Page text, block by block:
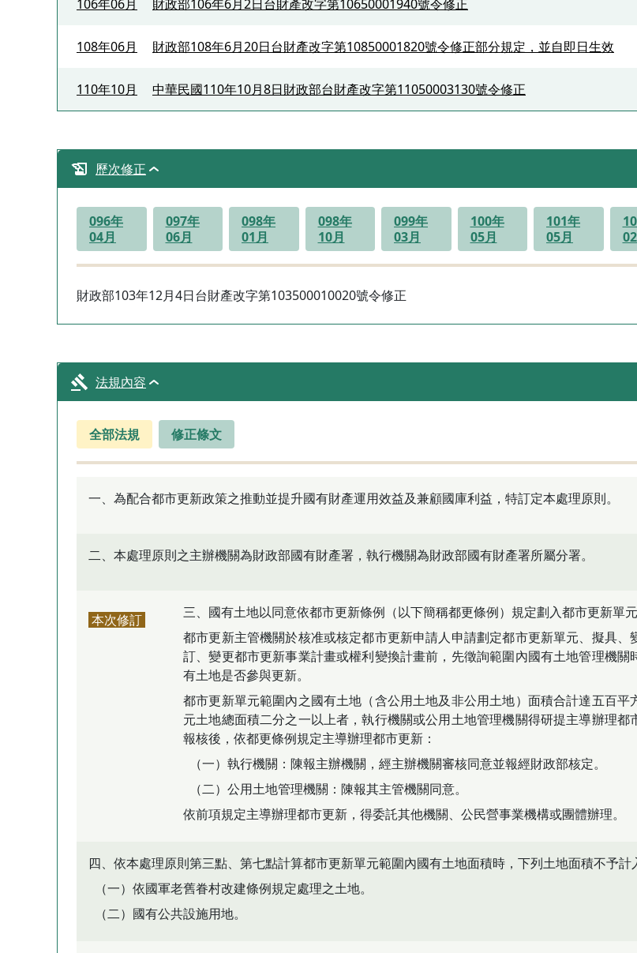
106年06月 財政部106年6月2日台財產改字第10650001940號令修正
108年06月 財政部108年6月20日台財產改字第10850001820號令修正部分規定，並自即日生效
110年10月 中華民國110年10月8日財政部台財產改字第11050003130號令修正
歷次修正
096年
04月
097年
06月
098年
01月
098年
10月
099年
03月
100年
05月
101年
05月
財政部103年12月4日台財產改字第103500010020號令修正
法規內容
全部法規 修正條文
一、為配合都市更新政策之推動並提升國有財產運用效益及兼顧國庫利益，特訂定本處理原則。
二、本處理原則之主辦機關為財政部國有財產署，執行機關為財政部國有財產署所屬分署。
本次修訂
三、國有土地以同意依都市更新條例（以下簡稱都更條例）規定劃入都市更新單元
都市更新主管機關於核准或核定都市更新申請人申請劃定都市更新單元、擬具、
訂、變更都市更新事業計畫或權利變換計畫前，先徵詢範圍內國有土地管理機關
有土地是否參與更新。
都市更新單元範圍內之國有土地（含公用土地及非公用土地）面積合計達五百平
元土地總面積二分之一以上者，執行機關或公用土地管理機關得研提主導辦理都
報核後，依都更條例規定主導辦理都市更新：
（一）執行機關：陳報主辦機關，經主辦機關審核同意並報經財政部核定。
（二）公用土地管理機關：陳報其主管機關同意。
依前項規定主導辦理都市更新，得委託其他機關、公民營事業機構或團體辦理。
四、依本處理原則第三點、第七點計算都市更新單元範圍內國有土地面積時，下列土地面積不予計
（一）依國軍老舊眷村改建條例規定處理之土地。
（二）國有公共設施用地。